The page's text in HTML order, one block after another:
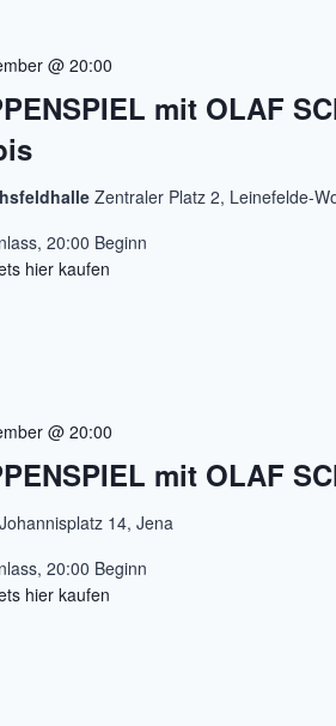
mit OLAF
@ 20:00
Zentraler Platz 2, Leinefelde-
20:00 Beginn
hier kaufen
mit OLAF
@ 20:00
Johannisplatz 14, Jena
20:00 Beginn
hier kaufen